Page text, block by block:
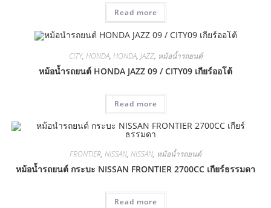
Read more
CITY, HONDA, HONDA, JAZZ, หม้อน้ำรถยนต์
หม้อน้ำรถยนต์ HONDA JAZZ 09 / CITY09 เกียร์ออโต้
Read more
FRONTIER, NISSAN, NISSAN, หม้อน้ำรถยนต์
หม้อน้ำรถยนต์ กระบะ NISSAN FRONTIER 2700CC เกียร์ธรรมดา
Read more